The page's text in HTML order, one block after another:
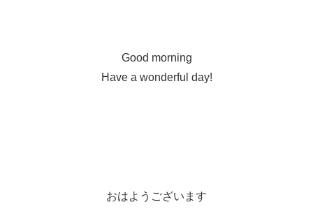
Good morning
Have a wonderful day!
おはようございます